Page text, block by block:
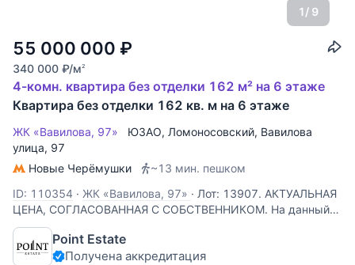
1/ 9
55 000 000 ₽
340 000 ₽/м2
4-комн. квартира без отделки 162 м² на 6 этаже
Квартира без отделки 162 кв. м на 6 этаже
ЖК «Вавилова, 97» ЮЗАО, Ломоносовский, Вавилова
улица, 97
Новые Черёмушки
~13 мин. пешком
ID: 110354 · ЖК «Вавилова, 97» · Лот: 13907. АКТУАЛЬНАЯ
ЦЕНА, СОГЛАСОВАННАЯ С СОБСТВЕННИКОМ. На данный
момент отделка в квартире демонтирована, мебель
вывезена - квартира продается в бетоне. Предлагается на
продажу замечательная просторная четырехкомнатная
Point Estate
Получена аккредитация